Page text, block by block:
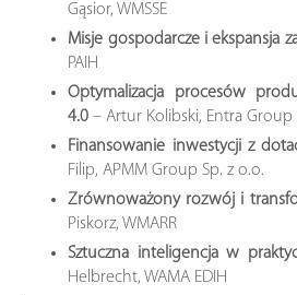
Gąsior, WMSSE
Misje gospodarcze i ekspansja
PAIH
Optymalizacja procesów
4.0 – Artur Kolibski, Entra Group
Finansowanie inwestycji z
Filip, APMM Group Sp. z o.o.
Zrównoważony rozwój i
Piskorz, WMARR
Sztuczna inteligencja w
Helbrecht, WAMA EDIH